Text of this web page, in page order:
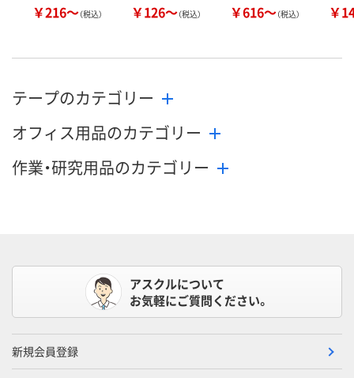
￥216～（税込） ￥126～（税込） ￥616～（税込） ￥
テープのカテゴリー
オフィス用品のカテゴリー
作業・研究用品のカテゴリー
アスクルについて
お気軽にご質問ください。
新規会員登録